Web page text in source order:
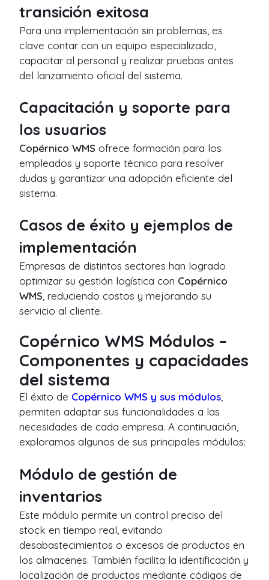
transición exitosa
Para una implementación sin problemas, es
clave contar con un equipo especializado,
capacitar al personal y realizar pruebas antes
del lanzamiento oficial del sistema.
Capacitación y soporte para
los usuarios
Copérnico WMS ofrece formación para los
empleados y soporte técnico para resolver
dudas y garantizar una adopción eficiente del
sistema.
Casos de éxito y ejemplos de
implementación
Empresas de distintos sectores han logrado
optimizar su gestión logística con Copérnico
WMS, reduciendo costos y mejorando su
servicio al cliente.
Copérnico WMS Módulos –
Componentes y capacidades
del sistema
El éxito de Copérnico WMS y sus módulos,
permiten adaptar sus funcionalidades a las
necesidades de cada empresa. A continuación,
exploramos algunos de sus principales módulos:
Módulo de gestión de
inventarios
Este módulo permite un control preciso del
stock en tiempo real, evitando
desabastecimientos o excesos de productos en
los almacenes. También facilita la identificación y
localización de productos mediante códigos de